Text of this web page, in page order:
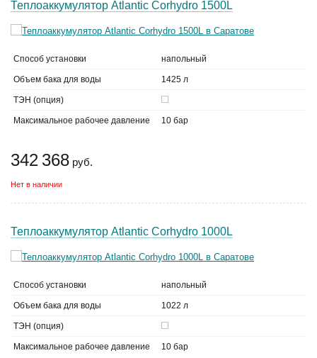
Теплоаккумулятор Atlantic Corhydro 1500L
Способ установки напольный
Объем бака для воды 1425 л
ТЭН (опция)
Максимальное рабочее давление 10 бар
342 368 руб.
Нет в наличии
Теплоаккумулятор Atlantic Corhydro 1000L
Способ установки напольный
Объем бака для воды 1022 л
ТЭН (опция)
Максимальное рабочее давление 10 бар